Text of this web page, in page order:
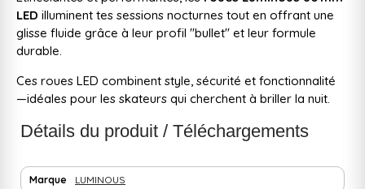
LED illuminent tes sessions nocturnes tout en offrant une
glisse fluide grâce à leur profil "bullet" et leur formule
durable.
Ces roues LED combinent style, sécurité et fonctionnalité
—idéales pour les skateurs qui cherchent à briller la nuit.
Détails du produit / Téléchargements
Marque LUMINOUS